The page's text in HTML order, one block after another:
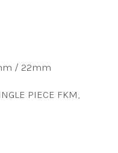
/ 22mm
PIECE FKM,